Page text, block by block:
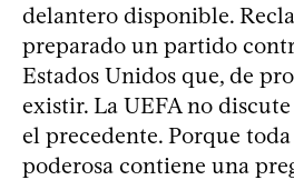
delantero disponible.
preparado un partido
Estados Unidos que, de
existir. La UEFA no
el precedente. Porque
poderosa contiene una